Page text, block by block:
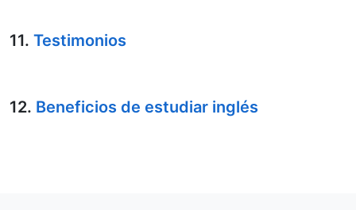
11. Testimonios
12. Beneficios de estudiar inglés